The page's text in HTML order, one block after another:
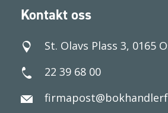
Kontakt oss
St. Olavs Plass 3, 0165
22 39 68 00